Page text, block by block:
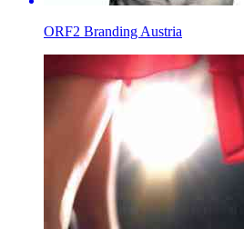
ORF2 Branding Austria